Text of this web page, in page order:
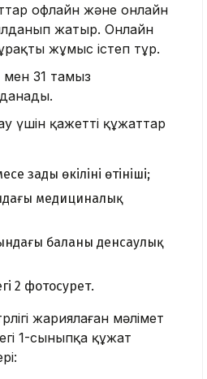
офлайн және онлайн
жатыр. Онлайн
жұмыс істеп тұр.
мен 31 тамыз
үшін қажетті құжаттар
заңды өкілінің өтініші;
медициналық
баланың денсаулық
2 фотосурет.
жариялаған мәлімет
1-сыныпқа құжат